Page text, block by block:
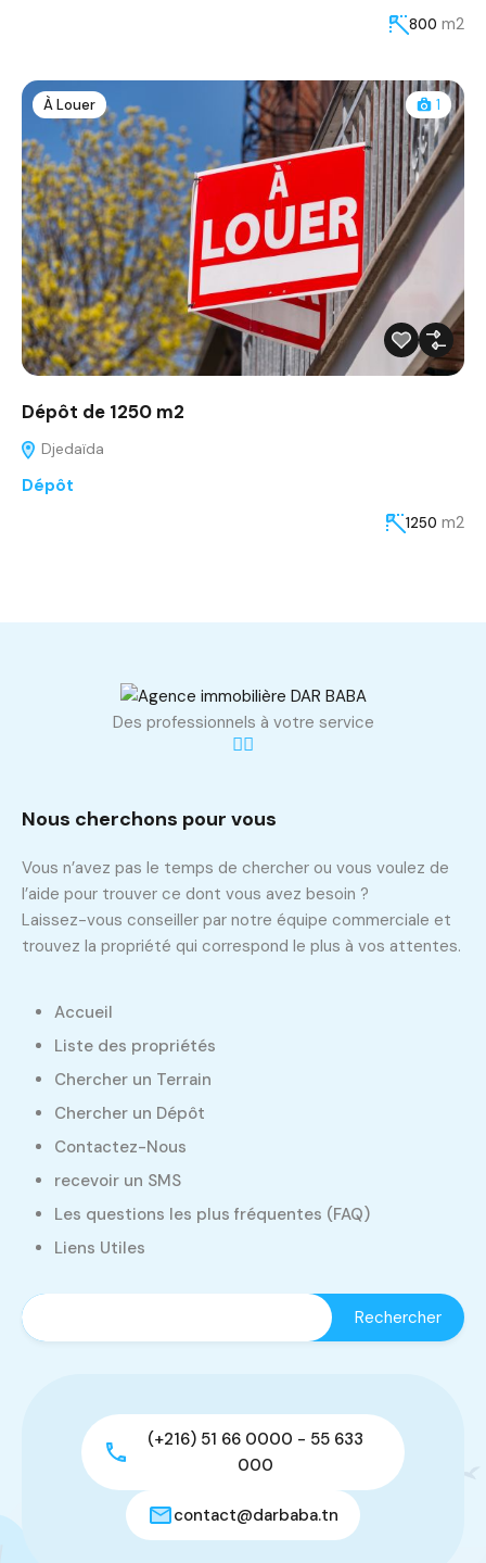
800 m2
À Louer 1
Dépôt de 1250 m2
Djedaïda
Dépôt
1250 m2
Des professionnels à votre service
Nous cherchons pour vous
Vous n’avez pas le temps de chercher ou vous voulez de
l’aide pour trouver ce dont vous avez besoin ?
Laissez-vous conseiller par notre équipe commerciale et
trouvez la propriété qui correspond le plus à vos attentes.
Accueil
Liste des propriétés
Chercher un Terrain
Chercher un Dépôt
Contactez-Nous
recevoir un SMS
Les questions les plus fréquentes (FAQ)
Liens Utiles
(+216) 51 66 0000 - 55 633
000
contact@darbaba.tn